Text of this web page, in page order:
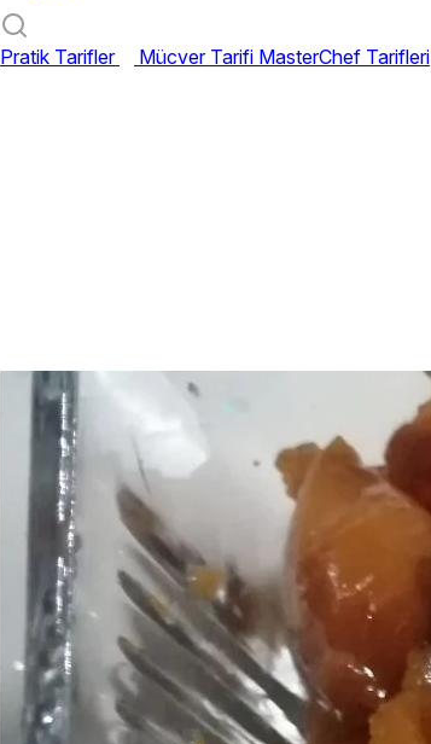
Pratik Tarifler Mücver Tarifi MasterChef Tarifleri